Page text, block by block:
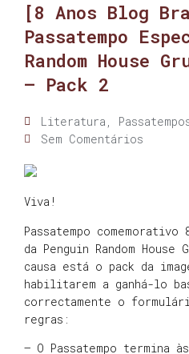
[8 Anos Blog
Passatempo
Random House
– Pack 2
Literatura ,
Sem Comentários
Viva!
Passatempo
da Penguin Random
causa está o pack da
habilitarem a ganhá-lo
correctamente o
regras:
– O Passatempo termina